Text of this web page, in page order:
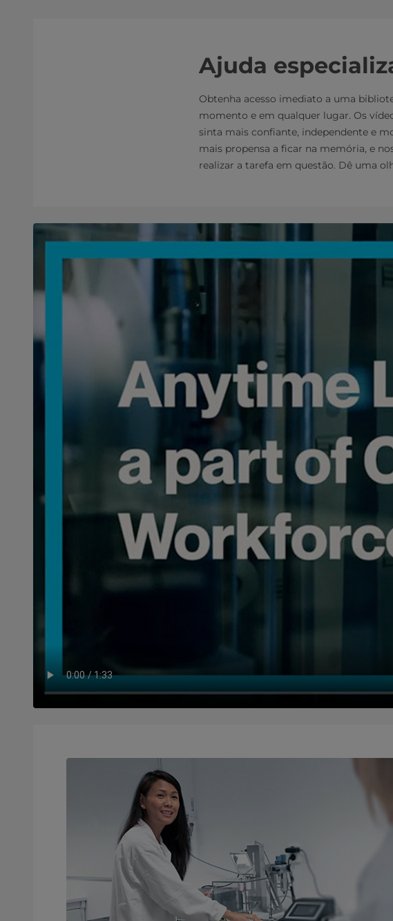
Ajuda
Obtenha acesso imediato a uma
momento e em qualquer lugar. Os
sinta mais confiante, independente e
mais propensa a ficar na memória, e
realizar a tarefa em questão. Dê uma